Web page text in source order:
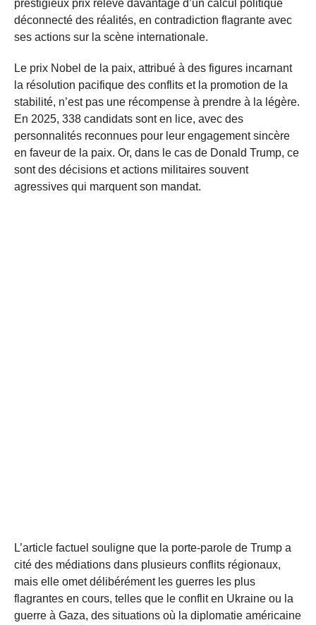
prestigieux prix relève davantage d’un calcul politique
déconnecté des réalités, en contradiction flagrante avec
ses actions sur la scène internationale.
Le prix Nobel de la paix, attribué à des figures incarnant
la résolution pacifique des conflits et la promotion de la
stabilité, n’est pas une récompense à prendre à la légère.
En 2025, 338 candidats sont en lice, avec des
personnalités reconnues pour leur engagement sincère
en faveur de la paix. Or, dans le cas de Donald Trump, ce
sont des décisions et actions militaires souvent
agressives qui marquent son mandat.
L’article factuel souligne que la porte-parole de Trump a
cité des médiations dans plusieurs conflits régionaux,
mais elle omet délibérément les guerres les plus
flagrantes en cours, telles que le conflit en Ukraine ou la
guerre à Gaza, des situations où la diplomatie américaine